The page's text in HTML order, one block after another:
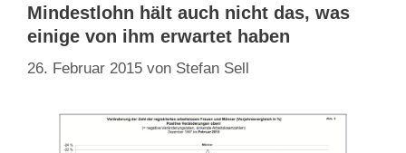
Mindestlohn hält auch nicht das, was
einige von ihm erwartet haben
26. Februar 2015 von Stefan Sell